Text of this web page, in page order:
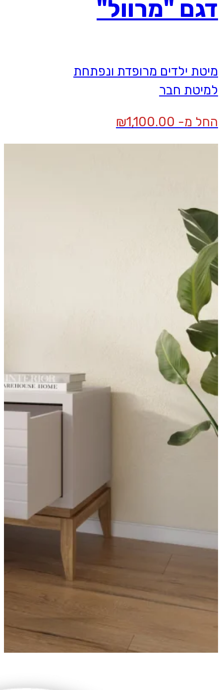
דגם "מרוול"
מיטת ילדים מרופדת ונפתחת
למיטת חבר
החל מ- ₪1,100.00